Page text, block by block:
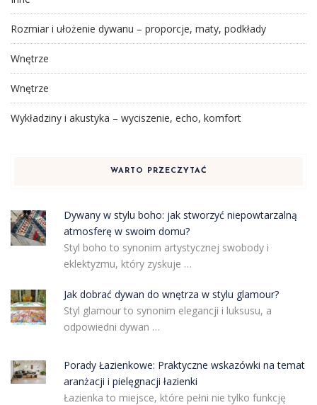
Rozmiar i ułożenie dywanu – proporcje, maty, podkłady
Wnętrze
Wnętrze
Wykładziny i akustyka – wyciszenie, echo, komfort
WARTO PRZECZYTAĆ
Dywany w stylu boho: jak stworzyć niepowtarzalną
atmosferę w swoim domu?
Styl boho to synonim artystycznej swobody i
eklektyzmu, który zyskuje …
Jak dobrać dywan do wnętrza w stylu glamour?
Styl glamour to synonim elegancji i luksusu, a
odpowiedni dywan …
Porady Łazienkowe: Praktyczne wskazówki na temat
aranżacji i pielęgnacji łazienki
Łazienka to miejsce, które pełni nie tylko funkcję